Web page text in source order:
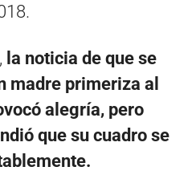
la noticia de que se
madre primeriza al
alegría, pero
que su cuadro se